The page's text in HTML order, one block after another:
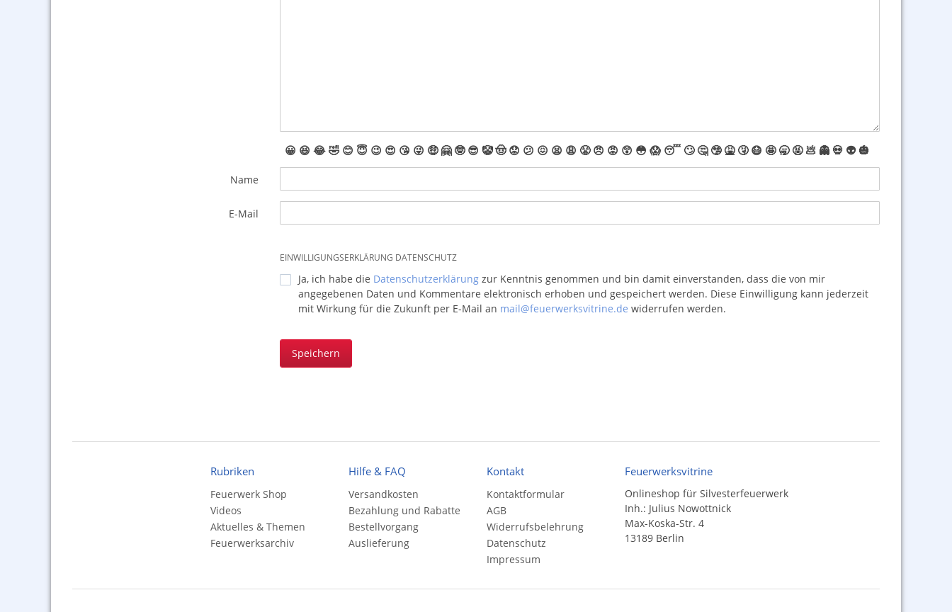
😀 😆 😂🤣 😊 😇 😉 😍 😘 😜 🤑 🤗 🤓 😎 🤡🤠 😟 😕 😖 😫 😩 😤 😠 😡 😲 😳 😱 😴 🙄 🤔 🤥 🤮 🤧 😷 🤩 🥱 🤬 💩 👻 💀 👽 🎃
Name
E-Mail
EINWILLIGUNGSERKLÄRUNG DATENSCHUTZ
Ja, ich habe die Datenschutzerklärungzur Kenntnis genommen und bin damit einverstanden, dass die von mir
angegebenen Daten und Kommentare elektronisch erhoben und gespeichert werden. Diese Einwilligung kann jederzeit
mit Wirkung für die Zukunft per E-Mail an mail@feuerwerksvitrine.de widerrufen werden.
Speichern
Rubriken
Feuerwerk Shop
Videos
Aktuelles & Themen
Feuerwerksarchiv
Hilfe & FAQ
Versandkosten
Bezahlung und Rabatte
Bestellvorgang
Auslieferung
Kontakt
Kontaktformular
AGB
Widerrufsbelehrung
Datenschutz
Impressum
Feuerwerksvitrine
Onlineshop für Silvesterfeuerwerk
Inh.: Julius Nowottnick
Max-Koska-Str. 4
13189 Berlin